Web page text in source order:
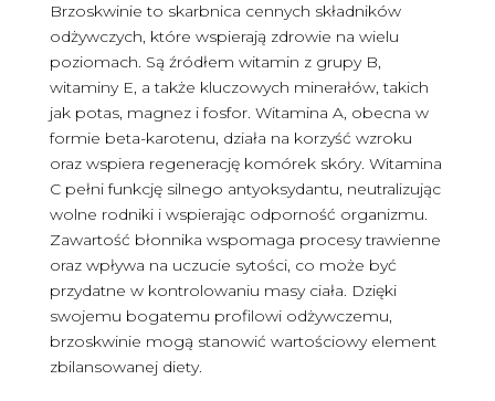
Brzoskwinie to skarbnica cennych składników
odżywczych, które wspierają zdrowie na wielu
poziomach. Są źródłem witamin z grupy B,
witaminy E, a także kluczowych minerałów, takich
jak potas, magnez i fosfor. Witamina A, obecna w
formie beta-karotenu, działa na korzyść wzroku
oraz wspiera regenerację komórek skóry. Witamina
C pełni funkcję silnego antyoksydantu, neutralizując
wolne rodniki i wspierając odporność organizmu.
Zawartość błonnika wspomaga procesy trawienne
oraz wpływa na uczucie sytości, co może być
przydatne w kontrolowaniu masy ciała. Dzięki
swojemu bogatemu profilowi odżywczemu,
brzoskwinie mogą stanowić wartościowy element
zbilansowanej diety.